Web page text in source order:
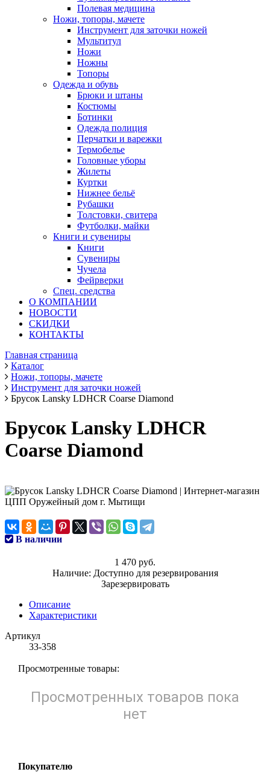
Полевая медицина
Ножи, топоры, мачете
Инструмент для заточки ножей
Мультитул
Ножи
Ножны
Топоры
Одежда и обувь
Брюки и штаны
Костюмы
Ботинки
Одежда полиция
Перчатки и варежки
Термобелье
Головные уборы
Жилеты
Куртки
Нижнее бельё
Рубашки
Толстовки, свитера
Футболки, майки
Книги и сувениры
Книги
Сувениры
Чучела
Фейрверки
Спец. средства
О КОМПАНИИ
НОВОСТИ
СКИДКИ
КОНТАКТЫ
Главная страница
Каталог
Ножи, топоры, мачете
Инструмент для заточки ножей
Брусок Lansky LDHCR Coarse Diamond
Брусок Lansky LDHCR
Coarse Diamond
В наличии
1 470 руб.
Наличие: Доступно для резервирования
Зарезервировать
Описание
Характеристики
Артикул
33-358
Просмотренные товары:
Просмотренных товаров пока
нет
Покупателю